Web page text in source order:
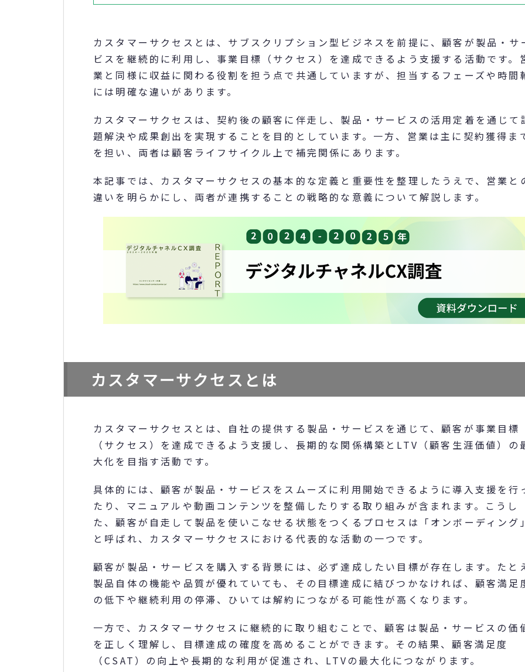
カスタマーサクセスとは、サブスクリプション型ビジネスを前提に、顧客が製品・サ
ビスを継続的に利用し、事業目標（サクセス）を達成できるよう支援する活動です。
業と同様に収益に関わる役割を担う点で共通していますが、担当するフェーズや時間
には明確な違いがあります。
カスタマーサクセスは、契約後の顧客に伴走し、製品・サービスの活用定着を通じて
題解決や成果創出を実現することを目的としています。一方、営業は主に契約獲得ま
を担い、両者は顧客ライフサイクル上で補完関係にあります。
本記事では、カスタマーサクセスの基本的な定義と重要性を整理したうえで、営業と
違いを明らかにし、両者が連携することの戦略的な意義について解説します。
カスタマーサクセスとは
カスタマーサクセスとは、自社の提供する製品・サービスを通じて、顧客が事業目標
（サクセス）を達成できるよう支援し、長期的な関係構築とLTV（顧客生涯価値）の
大化を目指す活動です。
具体的には、顧客が製品・サービスをスムーズに利用開始できるように導入支援を行
たり、マニュアルや動画コンテンツを整備したりする取り組みが含まれます。こうし
た、顧客が自走して製品を使いこなせる状態をつくるプロセスは「オンボーディング」
と呼ばれ、カスタマーサクセスにおける代表的な活動の一つです。
顧客が製品・サービスを購入する背景には、必ず達成したい目標が存在します。たと
製品自体の機能や品質が優れていても、その目標達成に結びつかなければ、顧客満足
の低下や継続利用の停滞、ひいては解約につながる可能性が高くなります。
一方で、カスタマーサクセスに継続的に取り組むことで、顧客は製品・サービスの価
を正しく理解し、目標達成の確度を高めることができます。その結果、顧客満足度
（CSAT）の向上や長期的な利用が促進され、LTVの最大化につながります。